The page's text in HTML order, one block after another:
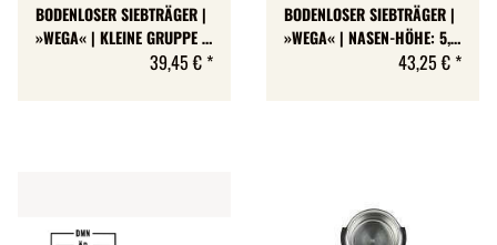
BODENLOSER SIEBTRÄGER |
»WEGA« | KLEINE GRUPPE |
NASEN-HÖHE: 6 MM39,45 € *
BODENLOSER SIEBTRÄGER |
»WEGA« | NASEN-HÖHE: 5,1
43,25 € *